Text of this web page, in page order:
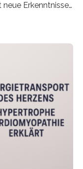
Erkenntnisse
Studie,
Mini-Tumore
–
können, um
am besten
das künftig
Therapie
zu den